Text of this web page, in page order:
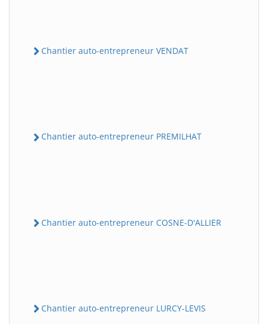
Chantier auto-entrepreneur VENDAT
Chantier auto-entrepreneur PREMILHAT
Chantier auto-entrepreneur COSNE-D'ALLIER
Chantier auto-entrepreneur LURCY-LEVIS